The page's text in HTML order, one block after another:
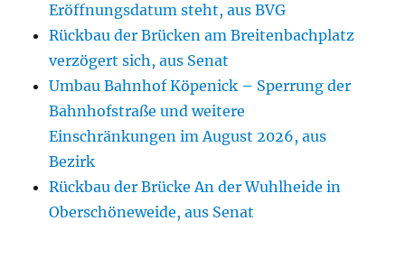
Eröffnungsdatum steht, aus BVG
Rückbau der Brücken am Breitenbachplatz
verzögert sich, aus Senat
Umbau Bahnhof Köpenick – Sperrung der
Bahnhofstraße und weitere
Einschränkungen im August 2026, aus
Bezirk
Rückbau der Brücke An der Wuhlheide in
Oberschöneweide, aus Senat